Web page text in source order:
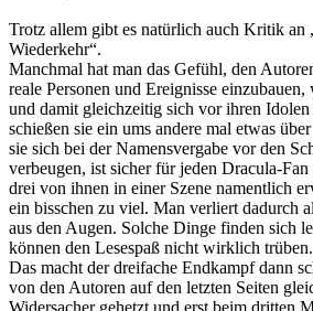
Trotz allem gibt es natürlich auch Kritik an
Wiederkehr“.
Manchmal hat man das Gefühl, den
reale Personen und Ereignisse
und damit gleichzeitig sich vor ihren
schießen sie ein ums andere mal etwas
sie sich bei der Namensvergabe vor den
verbeugen, ist sicher für jeden Dracula-
drei von ihnen in einer Szene namentlich
ein bisschen zu viel. Man verliert dadurch
aus den Augen. Solche Dinge finden sich
können den Lesespaß nicht wirklich trüben.
Das macht der dreifache Endkampf dann
von den Autoren auf den letzten Seiten
Widersacher gehetzt und erst beim dritten